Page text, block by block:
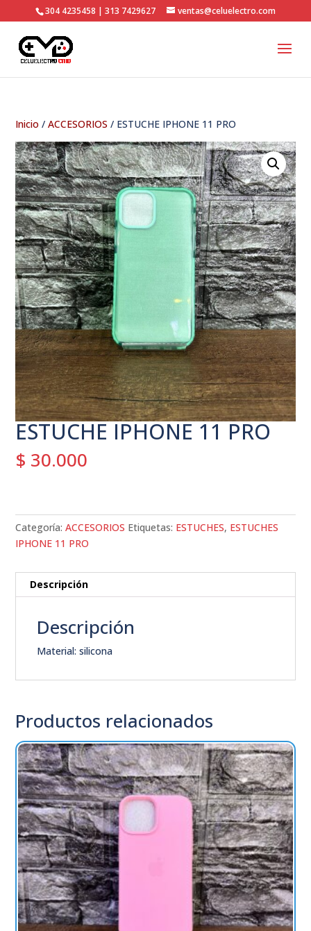
304 4235458 | 313 7429627 ventas@celuelectro.com
Inicio /ACCESORIOS / ESTUCHE IPHONE 11 PRO
ESTUCHE IPHONE 11 PRO
$ 30.000
Categoría:ACCESORIOS Etiquetas: ESTUCHES, ESTUCHES
IPHONE 11 PRO
Descripción
Descripción
Material: silicona
Productos relacionados